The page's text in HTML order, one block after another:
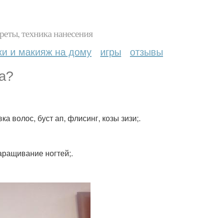
техника нанесения
и макияж на дому игры отзывы
волос, буст ап, флисинг, козы зизи;.
ногтей;.